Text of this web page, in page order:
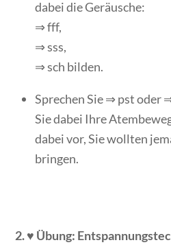
dabei die Geräusche:
⇒ fff,
⇒ sss,
⇒ sch bilden.
Sprechen Sie ⇒ pst oder
Sie dabei Ihre
dabei vor, Sie wollten
bringen.
2. ♥ Übung: